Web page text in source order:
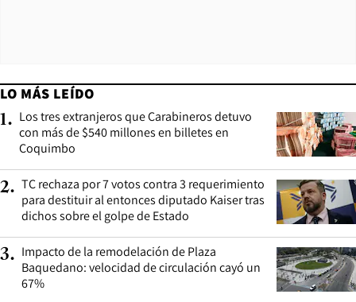
LO MÁS LEÍDO
1. Los tres extranjeros que Carabineros detuvo
con más de $540 millones en billetes en
Coquimbo
2. TC rechaza por 7 votos contra 3 requerimiento
para destituir al entonces diputado Kaiser tras
dichos sobre el golpe de Estado
3. Impacto de la remodelación de Plaza
Baquedano: velocidad de circulación cayó un
67%